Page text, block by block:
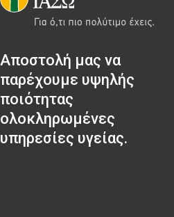
Αποστολή μας να
παρέχουμε υψηλής
ποιότητας
ολοκληρωμένες
υπηρεσίες υγείας.